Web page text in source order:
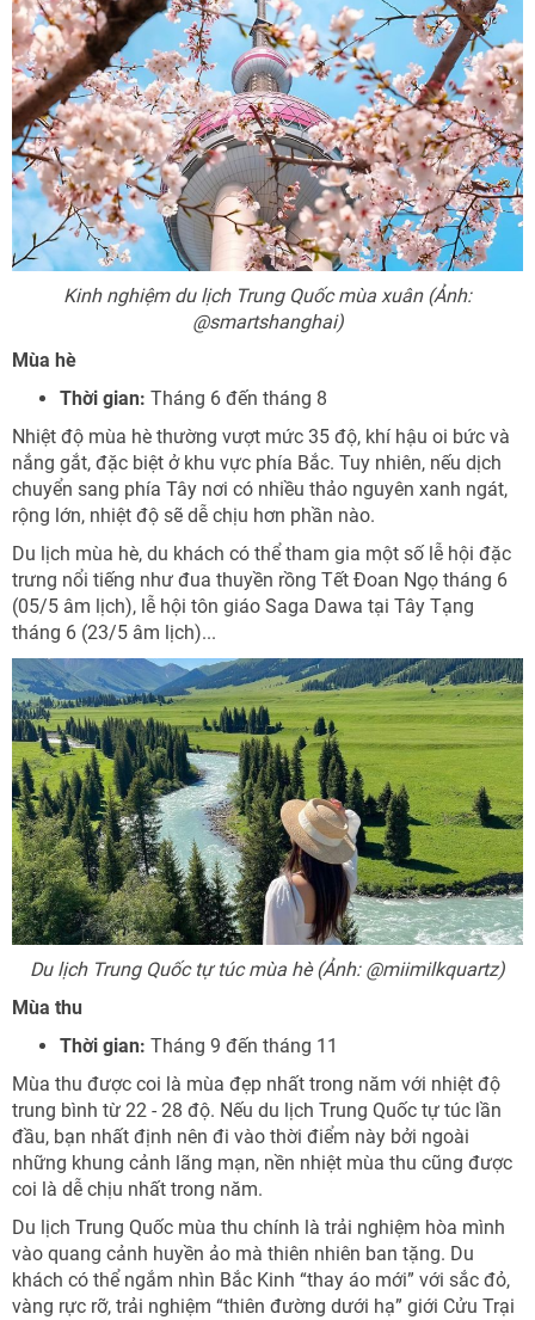
Kinh nghiệm du lịch Trung Quốc mùa xuân (Ảnh:
@smartshanghai)
Mùa hè
Thời gian: Tháng 6 đến tháng 8
Nhiệt độ mùa hè thường vượt mức 35 độ, khí hậu oi bức và
nắng gắt, đặc biệt ở khu vực phía Bắc. Tuy nhiên, nếu dịch
chuyển sang phía Tây nơi có nhiều thảo nguyên xanh ngát,
rộng lớn, nhiệt độ sẽ dễ chịu hơn phần nào.
Du lịch mùa hè, du khách có thể tham gia một số lễ hội đặc
trưng nổi tiếng như đua thuyền rồng Tết Đoan Ngọ tháng 6
(05/5 âm lịch), lễ hội tôn giáo Saga Dawa tại Tây Tạng
tháng 6 (23/5 âm lịch)...
Du lịch Trung Quốc tự túc mùa hè (Ảnh: @miimilkquartz)
Mùa thu
Thời gian: Tháng 9 đến tháng 11
Mùa thu được coi là mùa đẹp nhất trong năm với nhiệt độ
trung bình từ 22 - 28 độ. Nếu du lịch Trung Quốc tự túc lần
đầu, bạn nhất định nên đi vào thời điểm này bởi ngoài
những khung cảnh lãng mạn, nền nhiệt mùa thu cũng được
coi là dễ chịu nhất trong năm.
Du lịch Trung Quốc mùa thu chính là trải nghiệm hòa mình
vào quang cảnh huyền ảo mà thiên nhiên ban tặng. Du
khách có thể ngắm nhìn Bắc Kinh “thay áo mới” với sắc đỏ,
vàng rực rỡ, trải nghiệm “thiên đường dưới hạ” giới Cửu Trại